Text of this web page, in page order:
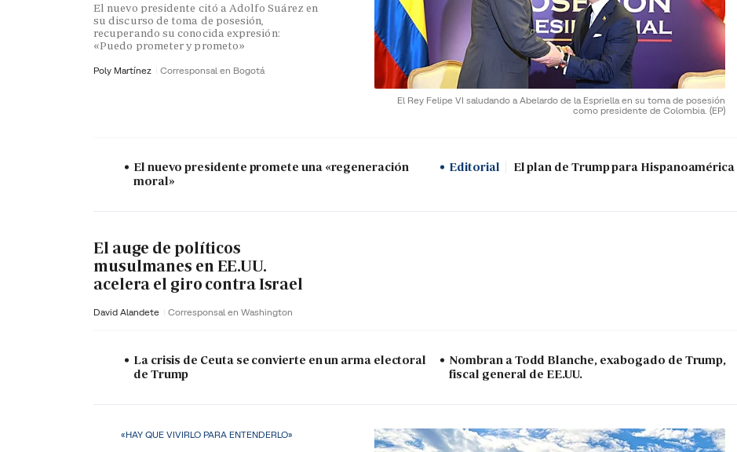
El Rey Felipe VI saludando a Abelardo de la Espriella en su toma de posesión
como presidente de Colombia. (EP)
El nuevo presidente citó a Adolfo Suárez en
su discurso de toma de posesión,
recuperando su conocida expresión:
«Puedo prometer y prometo»
Poly Martínez Corresponsal en Bogotá
El nuevo presidente promete una «regeneración
moral»
Editorial El plan de Trump para Hispanoamérica
El auge de políticos
musulmanes en EE.UU.
acelera el giro contra Israel
David Alandete Corresponsal en Washington
La crisis de Ceuta se convierte en un arma electoral
de Trump
Nombran a Todd Blanche, exabogado de Trump,
fiscal general de EE.UU.
«HAY QUE VIVIRLO PARA ENTENDERLO»